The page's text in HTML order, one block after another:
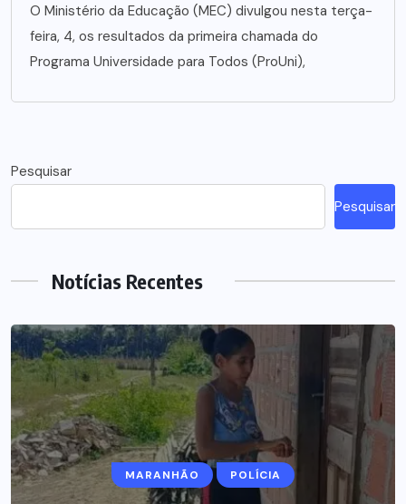
O Ministério da Educação (MEC) divulgou nesta terça-
feira, 4, os resultados da primeira chamada do
Programa Universidade para Todos (ProUni),
Pesquisar
Pesquisar
Notícias Recentes
MARANHÃO POLÍCIA